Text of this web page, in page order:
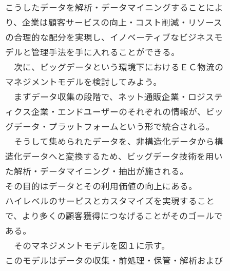
こうしたデータを解析・データマイニングすることによ
り、企業は顧客サービスの向上・コスト削減・リソース
の合理的な配分を実現し、イノベーティブなビジネスモ
デルと管理手法を手に入れることができる。
次に、ビッグデータという環境下におけるＥＣ物流の
マネジメントモデルを検討してみよう。
まずデータ収集の段階で、ネット通販企業・ロジステ
ィクス企業・エンドユーザーのそれぞれの情報が、ビッ
グデータ・プラットフォームという形で統合される。
そうして集められたデータを、非構造化データから構
造化データへと変換するため、ビッグデータ技術を用い
た解析・データマイニング・抽出が施される。
その目的はデータとその利用価値の向上にある。
ハイレベルのサービスとカスタマイズを実現すること
で、より多くの顧客獲得につなげることがそのゴールで
ある。
そのマネジメントモデルを図１に示す。
このモデルはデータの収集・前処理・保管・解析および